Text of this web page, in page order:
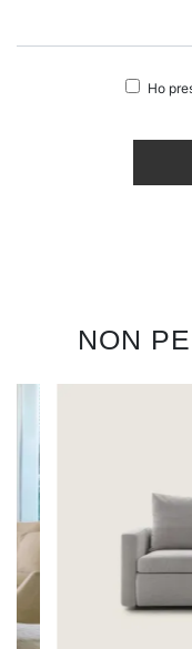
Ho
NON